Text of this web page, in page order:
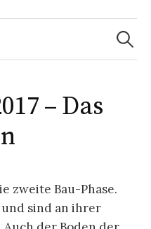
Suchen
nach:
– Das
zweite Bau-Phase.
sind an ihrer